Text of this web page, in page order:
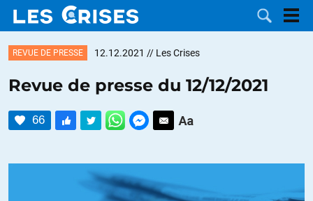
LES
REVUE DE PRESSE 12.12.2021 // Les Crises
Revue de presse du 12/12/2021
66